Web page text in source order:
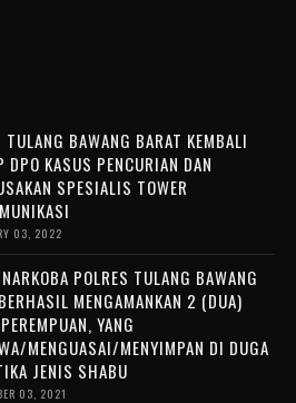
TULANG BAWANG BARAT KEMBALI
DPO KASUS PENCURIAN DAN
SPESIALIS TOWER
03, 2022
POLRES TULANG BAWANG
MENGAMANKAN 2 (DUA)
YANG
MENGUASAI/MENYIMPAN DI DUGA
JENIS SHABU
03, 2021